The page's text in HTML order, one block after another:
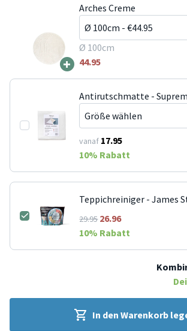
+
Arches Creme
Ø 100cm
44.95
Antirutschmatte -
vanaf 17.95
10% Rabatt
Teppichreiniger - James
29.9526.96
10% Rabatt
In den Warenkorb